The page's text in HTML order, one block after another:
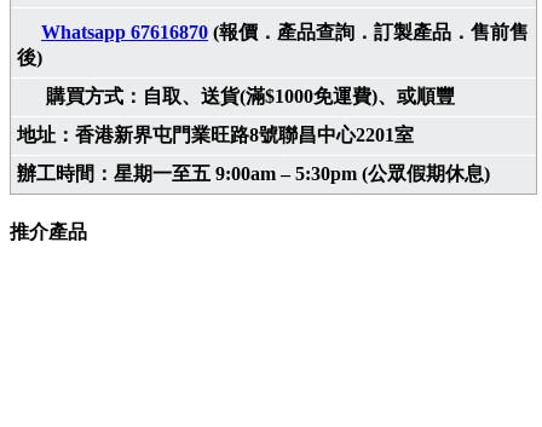
Whatsapp 67616870 (報價．產品查詢．訂製產品．售前售
後)
購買方式：自取、送貨(滿$1000免運費)、或順豐
地址：香港新界屯門業旺路8號聯昌中心2201室
辦工時間：星期一至五 9:00am – 5:30pm (公眾假期休息)
推介產品